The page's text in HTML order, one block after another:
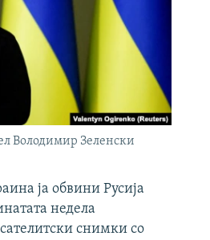
Володимир Зеленски
ја обвини Русија
недела
снимки со